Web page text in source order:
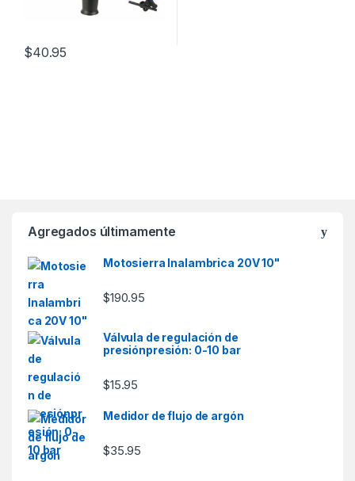
$40.95
Agregados últimamente
Motosierra Inalambrica 20V 10"
$190.95
Válvula de regulación de
presiónpresión: 0-10 bar
$15.95
Medidor de flujo de argón
$35.95